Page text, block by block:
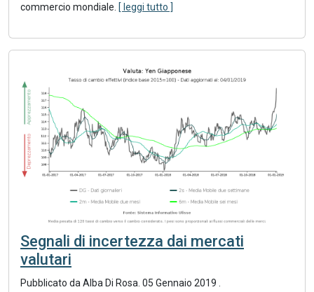
commercio mondiale. [ leggi tutto ]
Segnali di incertezza dai mercati
valutari
Pubblicato da Alba Di Rosa. 05 Gennaio 2019